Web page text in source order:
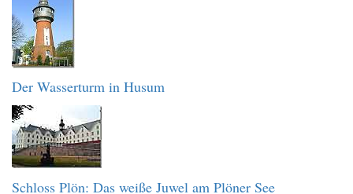
Der Wasserturm in Husum
Schloss Plön: Das weiße Juwel am Plöner See